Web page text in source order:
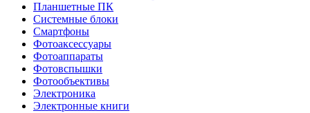
Планшетные ПК
Системные блоки
Смартфоны
Фотоаксессуары
Фотоаппараты
Фотовспышки
Фотообъективы
Электроника
Электронные книги